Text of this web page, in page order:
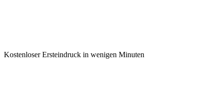
Kostenloser Ersteindruck in wenigen Minuten